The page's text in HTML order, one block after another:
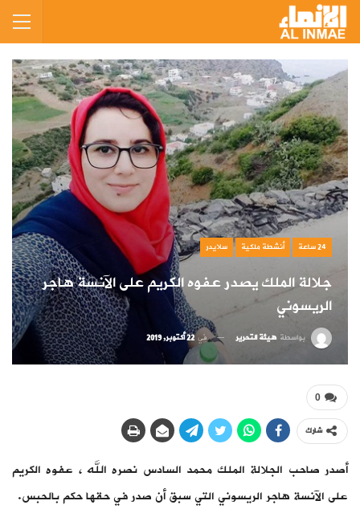
24 ساعة أنشطة ملكية سلايدر
جلالة الملك يصدر عفوه الكريم على الآنسة هاجر
الريسوني
بواسطة هيئة التحرير في22 أكتوبر, 2019
0
شارك
أصدر صاحب الجلالة الملك محمد السادس نصره الله ، عفوه الكريم
على الآنسة هاجر الريسوني التي سبق أن صدر في حقها حكم بالحبس.